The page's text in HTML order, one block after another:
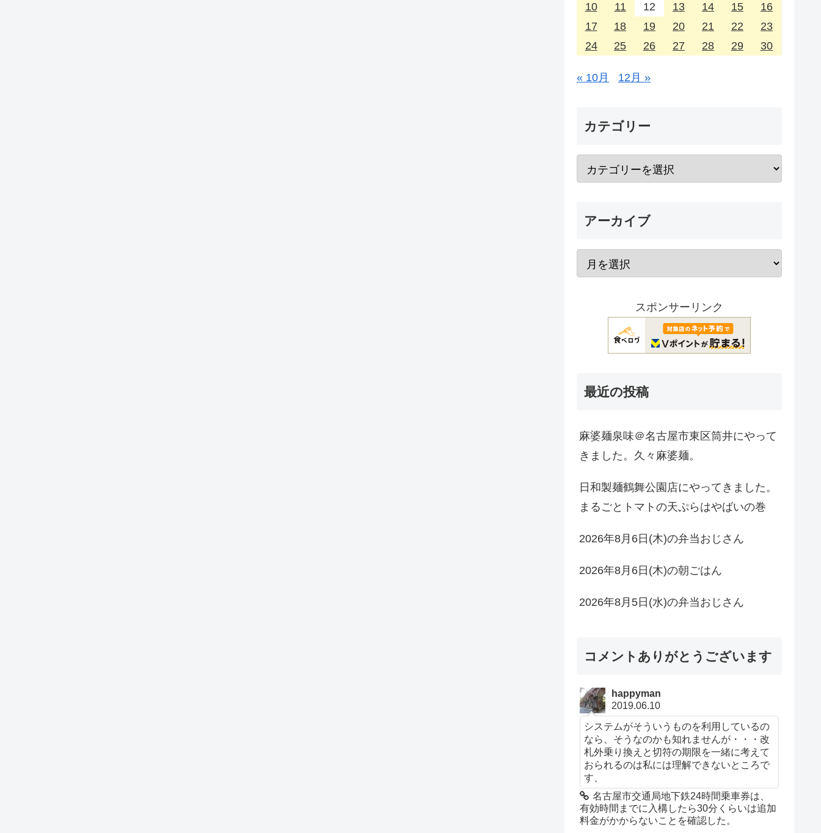
10
11 12 13 14 15
16
17
18 19 20 21 22
23
24
25 26 27 28 29 30
« 10月 12月 »
カテゴリー
アーカイブ
スポンサーリンク
最近の投稿
麻婆麺泉味＠名古屋市東区筒井にやって
きました。久々麻婆麺。
日和製麺鶴舞公園店にやってきました。
まるごとトマトの天ぷらはやばいの巻
2026年8月6日(木)の弁当おじさん
2026年8月6日(木)の朝ごはん
2026年8月5日(水)の弁当おじさん
コメントありがとうございます
happyman
2019.06.10
システムがそういうものを利用しているの
なら、そうなのかも知れませんが・・・改
札外乗り換えと切符の期限を一緒に考えて
おられるのは私には理解できないところで
す、
名古屋市交通局地下鉄24時間乗車券は、
有効時間までに入構したら30分くらいは追加
料金がかからないことを確認した。